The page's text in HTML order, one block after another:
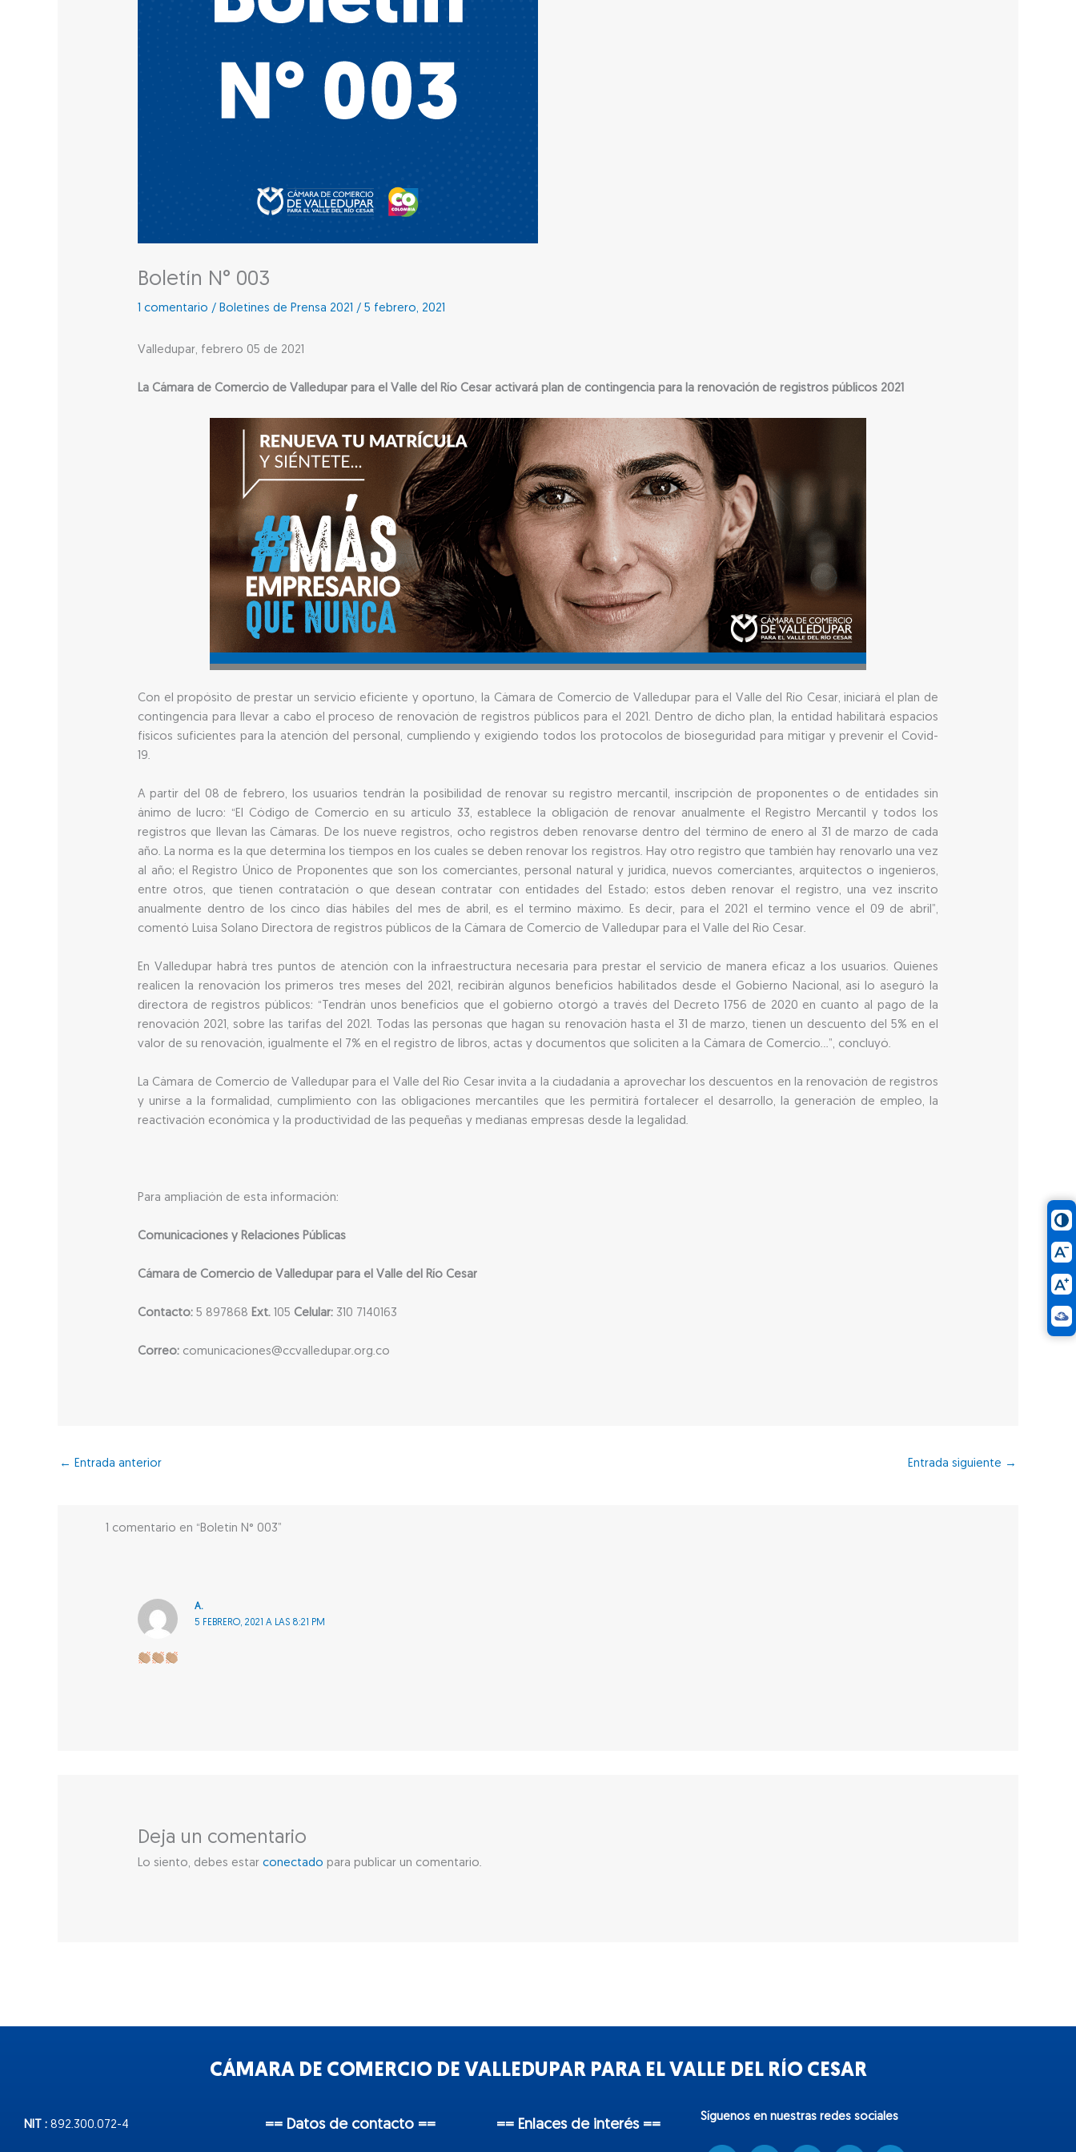
Boletín N° 003
1 comentario / Boletines de Prensa 2021 /5 febrero, 2021
Valledupar, febrero 05 de 2021
La Cámara de Comercio de Valledupar para el Valle del Río Cesar activará plan de contingencia para la renovación de registros públicos 2021
Con el propósito de prestar un servicio eficiente y oportuno, la Cámara de Comercio de Valledupar para el Valle del Río Cesar, iniciará el plan de
contingencia para llevar a cabo el proceso de renovación de registros públicos para el 2021. Dentro de dicho plan, la entidad habilitará espacios
físicos suficientes para la atención del personal, cumpliendo y exigiendo todos los protocolos de bioseguridad para mitigar y prevenir el Covid-
19.
A partir del 08 de febrero, los usuarios tendrán la posibilidad de renovar su registro mercantil, inscripción de proponentes o de entidades sin
ánimo de lucro: “El Código de Comercio en su artículo 33, establece la obligación de renovar anualmente el Registro Mercantil y todos los
registros que llevan las Cámaras. De los nueve registros, ocho registros deben renovarse dentro del término de enero al 31 de marzo de cada
año. La norma es la que determina los tiempos en los cuales se deben renovar los registros. Hay otro registro que también hay renovarlo una vez
al año; el Registro Único de Proponentes que son los comerciantes, personal natural y jurídica, nuevos comerciantes, arquitectos o ingenieros,
entre otros, que tienen contratación o que desean contratar con entidades del Estado; estos deben renovar el registro, una vez inscrito
anualmente dentro de los cinco días hábiles del mes de abril, es el termino máximo. Es decir, para el 2021 el termino vence el 09 de abril”,
comentó Luisa Solano Directora de registros públicos de la Cámara de Comercio de Valledupar para el Valle del Río Cesar.
En Valledupar habrá tres puntos de atención con la infraestructura necesaria para prestar el servicio de manera eficaz a los usuarios. Quienes
realicen la renovación los primeros tres meses del 2021, recibirán algunos beneficios habilitados desde el Gobierno Nacional, así lo aseguró la
directora de registros públicos: “Tendrán unos beneficios que el gobierno otorgó a través del Decreto 1756 de 2020 en cuanto al pago de la
renovación 2021, sobre las tarifas del 2021. Todas las personas que hagan su renovación hasta el 31 de marzo, tienen un descuento del 5% en el
valor de su renovación, igualmente el 7% en el registro de libros, actas y documentos que soliciten a la Cámara de Comercio…”, concluyó.
La Cámara de Comercio de Valledupar para el Valle del Río Cesar invita a la ciudadanía a aprovechar los descuentos en la renovación de registros
y unirse a la formalidad, cumplimiento con las obligaciones mercantiles que les permitirá fortalecer el desarrollo, la generación de empleo, la
reactivación económica y la productividad de las pequeñas y medianas empresas desde la legalidad.
Para ampliación de esta información:
Comunicaciones y Relaciones Públicas
Cámara de Comercio de Valledupar para el Valle del Río Cesar
Contacto: 5 897868 Ext. 105 Celular: 310 7140163
Correo: comunicaciones@ccvalledupar.org.co
← Entrada anterior Entrada siguiente →
1 comentario en “Boletín N° 003”
A.
5 FEBRERO, 2021 A LAS 8:21 PM
Deja un comentario
Lo siento, debes estarconectado para publicar un comentario.
CÁMARA DE COMERCIO DE VALLEDUPAR PARA EL VALLE DEL RÍO CESAR
NIT : 892.300.072-4 == Datos de contacto == == Enlaces de interés ==
Síguenos en nuestras redes sociales
T